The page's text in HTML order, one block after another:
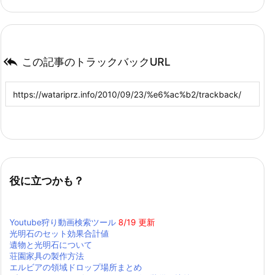
 この記事のトラックバックURL
役に立つかも？
Youtube狩り動画検索ツール 8/19 更新
光明石のセット効果合計値
遺物と光明石について
荘園家具の製作方法
エルビアの領域ドロップ場所まとめ